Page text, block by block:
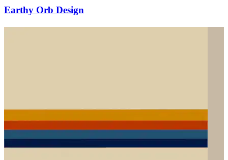
Earthy Orb Design